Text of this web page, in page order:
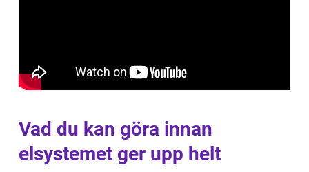
Vad du kan göra innan
elsystemet ger upp helt